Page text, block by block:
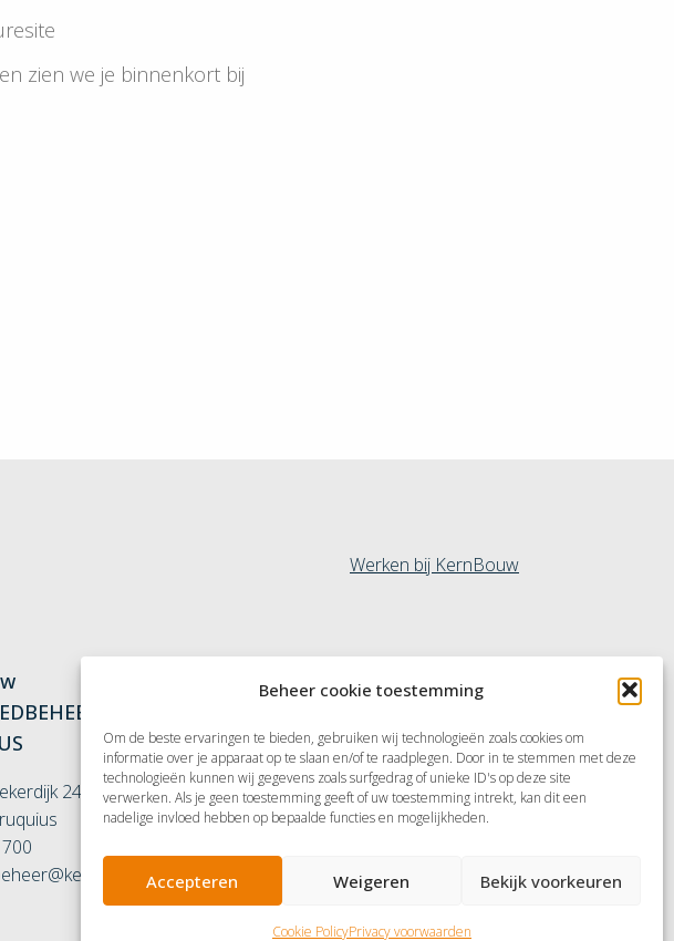
Beheer cookie toestemming
Om de beste ervaringen te bieden, gebruiken wij technologieën zoals cookies om
informatie over je apparaat op te slaan en/of te raadplegen. Door in te stemmen met deze
technologieën kunnen wij gegevens zoals surfgedrag of unieke ID's op deze site
verwerken. Als je geen toestemming geeft of uw toestemming intrekt, kan dit een
nadelige invloed hebben op bepaalde functies en mogelijkheden.
Accepteren Weigeren Bekijk voorkeuren
Cookie PolicyPrivacy voorwaarden
zien we je binnenkort bij
Werken bij KernBouw
247
ROTTERDAM
Couwenhovenstraat 9-
11
010 42 61 568
rotterdam@kernbouw.nl
Privacy voorwaarden
Downloads